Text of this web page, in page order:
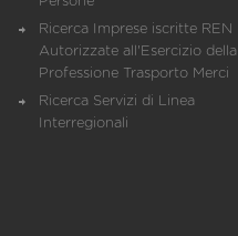
Ricerca Imprese iscritte REN
Autorizzate all'Esercizio della
Professione Trasporto Merci
Ricerca Servizi di Linea
Interregionali